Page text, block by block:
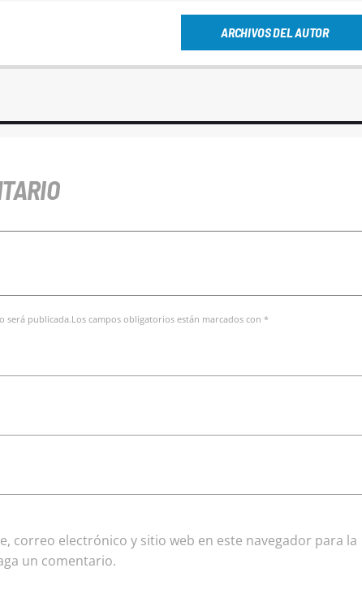
ARCHIVOS DEL AUTOR
publicada.Los campos obligatorios están marcados con *
correo electrónico y sitio web en este navegador para la
un comentario.